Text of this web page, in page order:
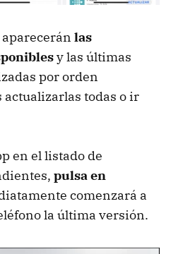
las
y las últimas
por orden
actualizarlas todas o ir
en el listado de
pulsa en
comenzará a
la última versión.